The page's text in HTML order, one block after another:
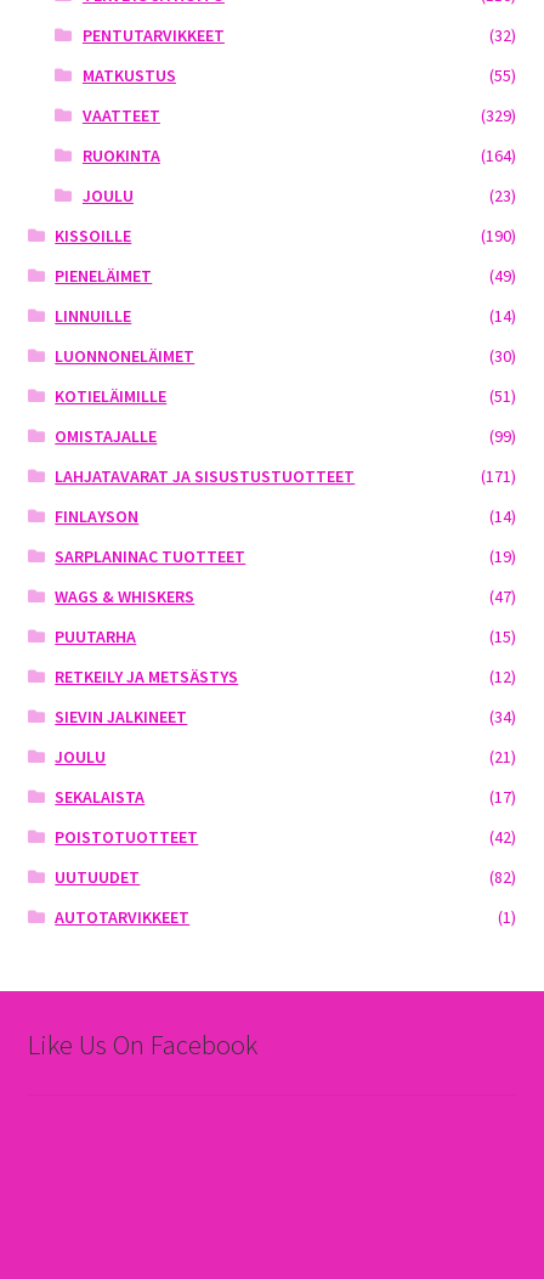
PENTUTARVIKKEET
(32)
MATKUSTUS
(55)
VAATTEET
(329)
RUOKINTA
(164)
JOULU
(23)
KISSOILLE
(190)
PIENELÄIMET
(49)
LINNUILLE
(14)
LUONNONELÄIMET
(30)
KOTIELÄIMILLE
(51)
OMISTAJALLE
(99)
LAHJATAVARAT JA SISUSTUSTUOTTEET
(171)
FINLAYSON
(14)
SARPLANINAC TUOTTEET
(19)
WAGS & WHISKERS
(47)
PUUTARHA
(15)
RETKEILY JA METSÄSTYS
(12)
SIEVIN JALKINEET
(34)
JOULU
(21)
SEKALAISTA
(17)
POISTOTUOTTEET
(42)
UUTUUDET
(82)
AUTOTARVIKKEET
(1)
Like Us On Facebook